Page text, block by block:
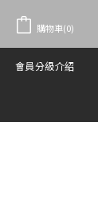
購物車(0)
會員分級介紹